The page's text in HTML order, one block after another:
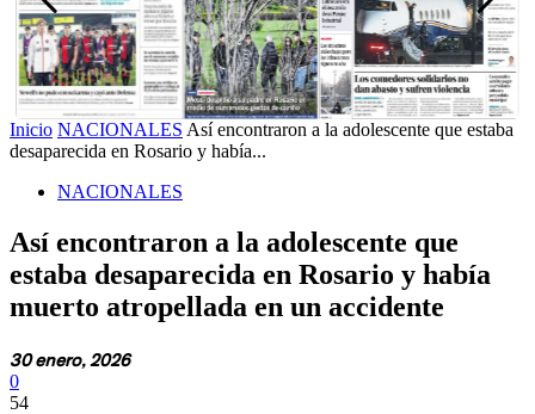
Inicio NACIONALES Así encontraron a la adolescente que estaba
desaparecida en Rosario y había...
NACIONALES
Así encontraron a la adolescente que
estaba desaparecida en Rosario y había
muerto atropellada en un accidente
30 enero, 2026
0
54